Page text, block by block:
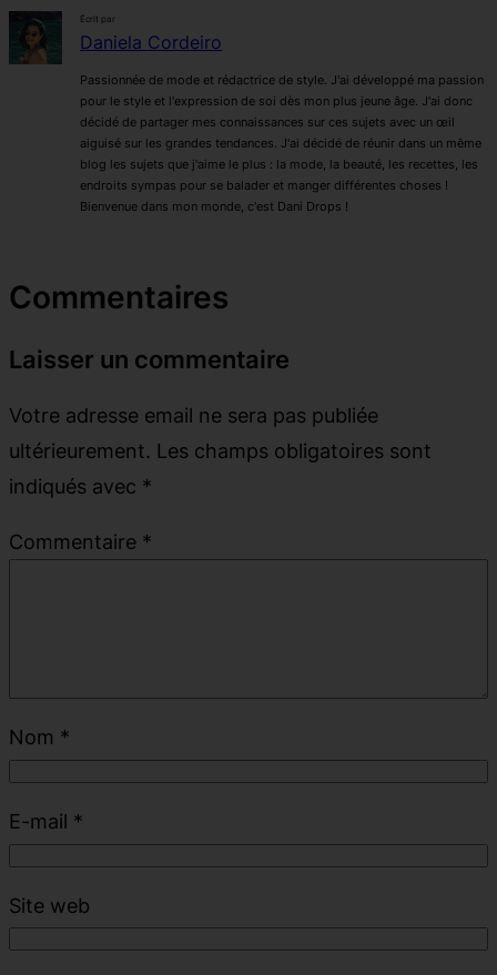
Écrit par
Daniela Cordeiro
Passionnée de mode et rédactrice de style. J'ai développé ma passion
pour le style et l'expression de soi dès mon plus jeune âge. J'ai donc
décidé de partager mes connaissances sur ces sujets avec un œil
aiguisé sur les grandes tendances. J'ai décidé de réunir dans un même
blog les sujets que j'aime le plus : la mode, la beauté, les recettes, les
endroits sympas pour se balader et manger différentes choses !
Bienvenue dans mon monde, c'est Dani Drops !
Commentaires
Laisser un commentaire
Votre adresse email ne sera pas publiée
ultérieurement. Les champs obligatoires sont
indiqués avec *
Commentaire *
Nom *
E-mail *
Site web